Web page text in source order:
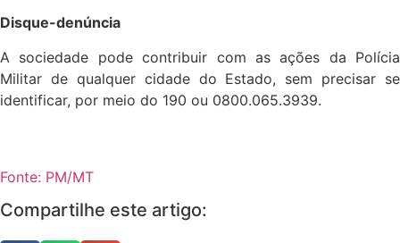
Disque-denúncia
A sociedade pode contribuir com as ações da Polícia
Militar de qualquer cidade do Estado, sem precisar se
identificar, por meio do 190 ou 0800.065.3939.
Fonte: PM/MT
Compartilhe este artigo: